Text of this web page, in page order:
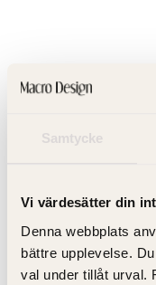
Samtycke
Vi värdesätter din
Denna webbplats
bättre upplevelse.
val under tillåt urval.
Crown i alla
Från 2